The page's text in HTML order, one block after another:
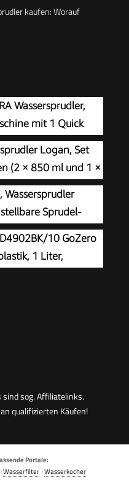
kaufen: Worauf
Wassersprudler,
mit 1 Quick
Zylinder, 2x 1L und
Kunststoff-
cm, Schwarz
Logan, Set
(2 × 850 ml und 1 ×
Zylinder, Matt
Wassersprudler
Sprudel-
Flasche, 1x 0,85l
schwarz,
10 GoZero
1 Liter,
sog. Affiliatelinks.
qualifizierten Käufen!
Portale:
Wasserfilter·Wasserkocher